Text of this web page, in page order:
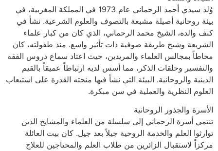
وُلد سيدي أحمد الرحماني عام 1973 في المملكة المغربية، في
بيئة روحانية أصيلة مشبعة بالتصوف والعلوم الشرعية. نشأ في
كنف والده، الشيخ محمد الرحماني، الذي كان من كبار علماء
الشريعة وشيخ طريقة صوفية ذات تأثير واسع. منذ طفولته، كان
محاطاً بمجالس العلماء والمريدين، حيث اعتاد سماع دروس الفقه
والتفسير وحلقات الذكر، مما أسس لديه ارتباطاً عميقاً بالقيم
الدينية والروحانية. البيئة التي نشأ فيها منحته القدرة على استيعاب
العلوم النظرية والعملية في سن مبكرة.
الأسرة والجذور الروحانية
تنتمي أسرة الرحماني إلى سلسلة من العلماء والمشايخ الذين
توارثوا العلم والخدمة الروحية جيلاً بعد جيل. كان بيت العائلة
مركزاً لاستقبال الزائرين من طلاب العلم والمحتاجين للعلاج